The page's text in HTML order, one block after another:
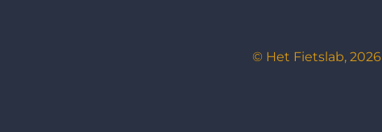
© Het Fietslab, 2026